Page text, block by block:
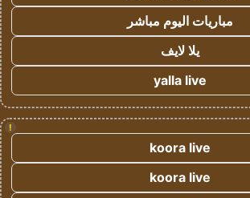
مباريات اليوم مباشر
يلا لايف
yalla live
!
koora live
koora live